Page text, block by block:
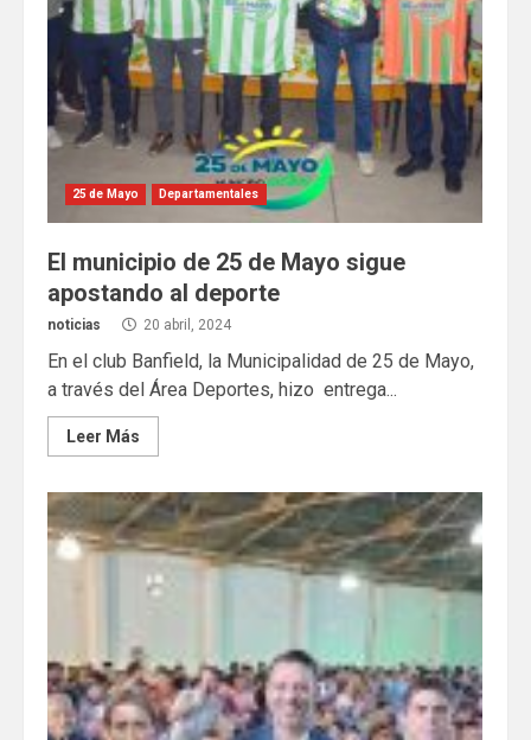
25 de Mayo Departamentales
El municipio de 25 de Mayo sigue
apostando al deporte
noticias 20 abril, 2024
En el club Banfield, la Municipalidad de 25 de Mayo,
a través del Área Deportes, hizo entrega...
Leer Más